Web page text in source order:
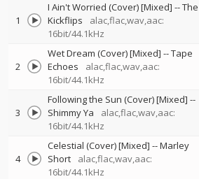
1
I Ain't Worried (Cover) [Mixed] --The
Kickflips
alac,flac,wav,aac:
16bit/44.1kHz
2
Wet Dream (Cover) [Mixed] --Tape
Echoes
alac,flac,wav,aac:
16bit/44.1kHz
3
Following the Sun (Cover) [Mixed] --
Shimmy Ya
alac,flac,wav,aac:
16bit/44.1kHz
4
Celestial (Cover) [Mixed] --Marley
Short
alac,flac,wav,aac:
16bit/44.1kHz